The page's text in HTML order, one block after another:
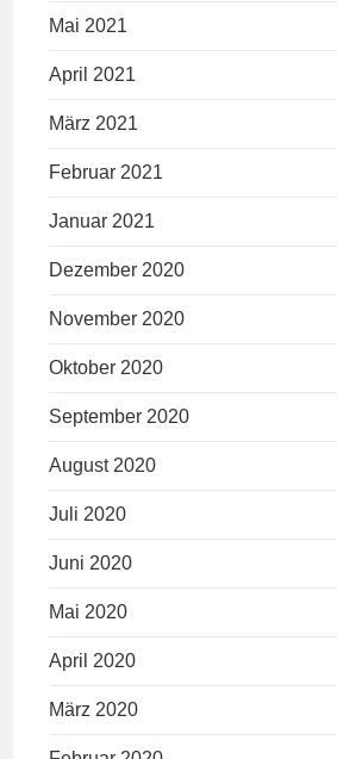
Mai 2021
April 2021
März 2021
Februar 2021
Januar 2021
Dezember 2020
November 2020
Oktober 2020
September 2020
August 2020
Juli 2020
Juni 2020
Mai 2020
April 2020
März 2020